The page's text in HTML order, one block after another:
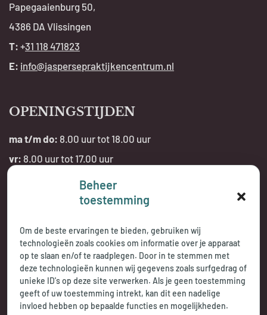
Beheer
toestemming
Om de beste ervaringen te bieden, gebruiken wij
technologieën zoals cookies om informatie over je apparaat
op te slaan en/of te raadplegen. Door in te stemmen met
deze technologieën kunnen wij gegevens zoals surfgedrag of
unieke ID's op deze site verwerken. Als je geen toestemming
geeft of uw toestemming intrekt, kan dit een nadelige
invloed hebben op bepaalde functies en mogelijkheden.
Papegaaienburg 50,
4386 DA Vlissingen
T: +31 118 471823
E: info@jaspersepraktijkencentrum.nl
OPENINGSTIJDEN
ma t/m do: 8.00 uur tot 18.00 uur
vr: 8.00 uur tot 17.00 uur
Telefonisch bereikbaar: